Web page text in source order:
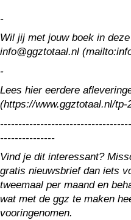
-
Wil jij met jouw boek in
info@ggztotaal.nl
-
Lees hier eerdere
(https://www.ggztotaal.nl/tp-
---------------
Vind je dit interessant?
gratis nieuwsbrief dan iets
tweemaal per maand en
wat met de ggz te maken
vooringenomen.